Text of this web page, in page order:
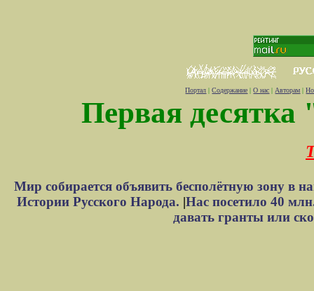
Портал |Содержание |О нас | Авторам |
Первая десятка
Мир собирается объявить бесполётную зону в
Истории Русского Народа. |Нас посетило 40
давать гранты или